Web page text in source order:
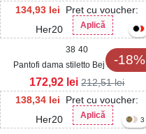
134,93 lei
Pret cu voucher:
Her20
Aplică
-18%
38 40
Pantofi dama stiletto Bej din Piele
Ecologica Intoarsa Anahia
138,34 lei
Pret cu voucher:
Her20
Aplică
172,92 lei 212,51lei
3